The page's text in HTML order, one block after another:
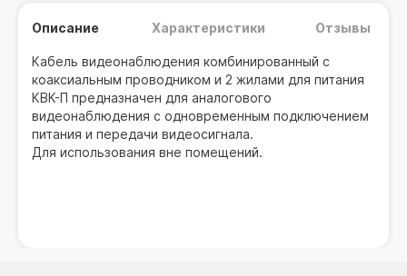
Описание
Кабель видеонаблюдения комбинированный с
коаксиальным проводником и 2 жилами для питания
КВК-П предназначен для аналогового
видеонаблюдения с одновременным подключением
питания и передачи видеосигнала.
Для использования вне помещений.
Характеристики Отзывы